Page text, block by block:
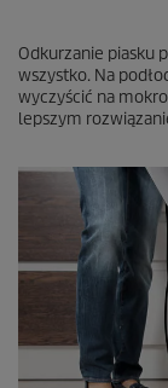
Odkurzanie piasku
wszystko. Na
wyczyścić na
lepszym